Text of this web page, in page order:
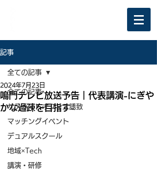
記事
全ての記事
サテライトオフィス誘致
マッチングイベント
デュアルスクール
地域×Tech
講演・研修
全ての記事
鳴門テレビ放送予告｜代表講演-にぎや
かな過疎を目指す-
2024年7月23日